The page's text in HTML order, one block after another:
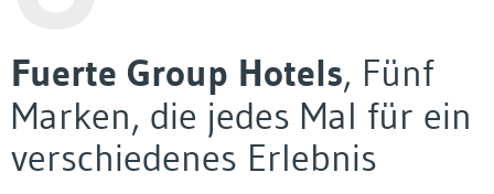
Fuerte Group Hotels, Fünf
Marken, die jedes Mal für ein
verschiedenes Erlebnis